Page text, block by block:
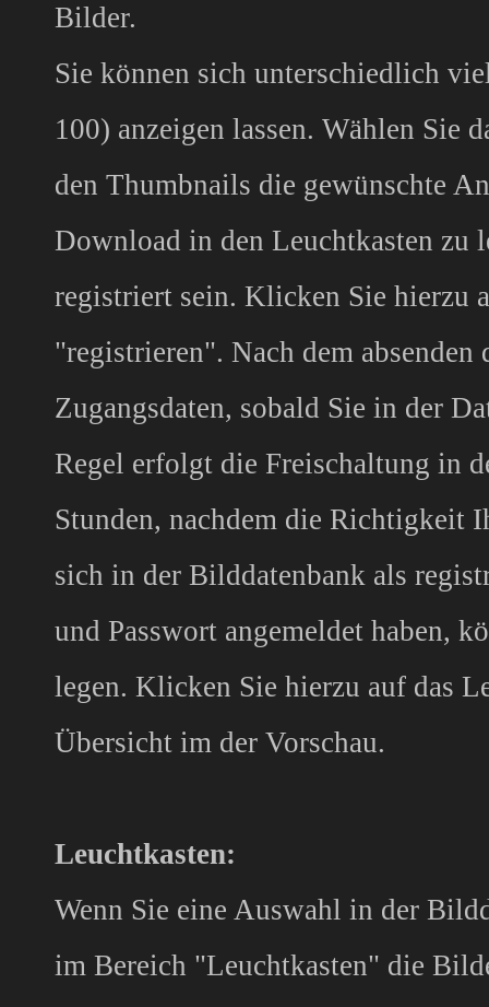
Bilder.
Sie können sich unterschiedlich
100) anzeigen lassen. Wählen Sie
den Thumbnails die gewünschte
Download in den Leuchtkasten zu
registriert sein. Klicken Sie hierzu
"registrieren". Nach dem
Zugangsdaten, sobald Sie in der
Regel erfolgt die Freischaltung in
Stunden, nachdem die Richtigkeit
sich in der Bilddatenbank als
und Passwort angemeldet haben,
legen. Klicken Sie hierzu auf das
Übersicht im der Vorschau.
Leuchtkasten:
Wenn Sie eine Auswahl in der
im Bereich "Leuchtkasten" die